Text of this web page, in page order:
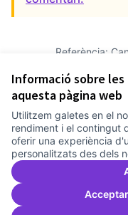
Informació sobre
aquesta pàgina web
Utilitzem galetes en el
rendiment i el contingut
oferir una experiència
personalitzats des dels
Referència:
Termes i condicions d'ús
Configuració de les
Comunitat Canòdrom a
(Link externo)
Comunitat Canòdrom a
(Link externo)
Comunitat Canòdrom a
(Link externo)
Català
Triar la llengua Elegir el